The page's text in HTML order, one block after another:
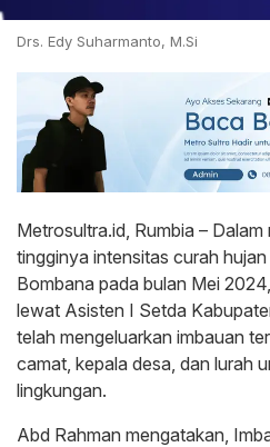
Drs. Edy Suharmanto, M.Si
Metrosultra.id, Rumbia –
tingginya intensitas curah
Bombana pada bulan Mei
lewat Asisten I Setda
telah mengeluarkan imbauan
camat, kepala desa, dan lurah
lingkungan.
Abd Rahman mengatakan,